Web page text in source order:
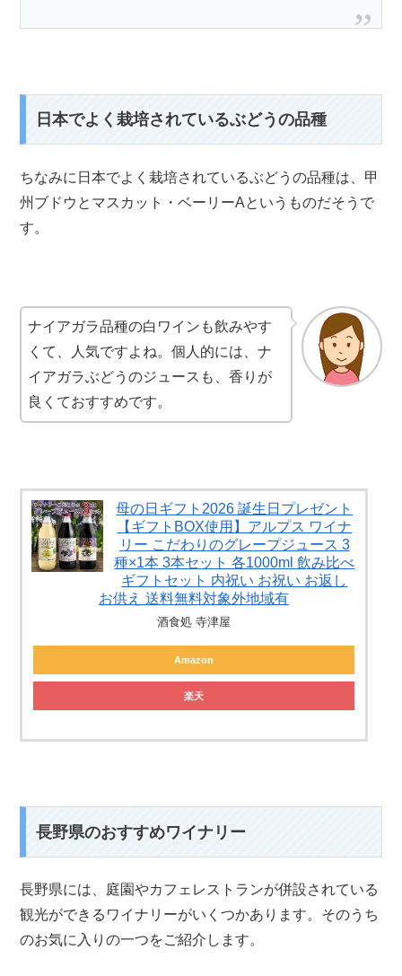
日本でよく栽培されているぶどうの品種
ちなみに日本でよく栽培されているぶどうの品種は、甲
州ブドウとマスカット・ベーリーAというものだそうで
す。
ナイアガラ品種の白ワインも飲みやす
くて、人気ですよね。個人的には、ナ
イアガラぶどうのジュース も、香りが
良くておすすめです。
母の日ギフト2026 誕生日プレゼント
【ギフトBOX使用】アルプス ワイナ
リー こだわりのグレープジュース 3
種×1本 3本セット 各1000ml 飲み比べ
ギフトセット 内祝い お祝い お返し
お供え 送料無料対象外地域有
酒食処 寺津屋
Amazon
楽天
長野県のおすすめワイナリー
長野県には、庭園やカフェレストランが併設されている
観光ができるワイナリーがいくつかあります。そのうち
のお気に入りの一つをご紹介します。